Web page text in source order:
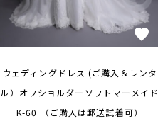
ウェディングドレス (ご購入＆レンタ
ル）オフショルダーソフトマーメイド
K-60 （ご購入は郵送試着可）